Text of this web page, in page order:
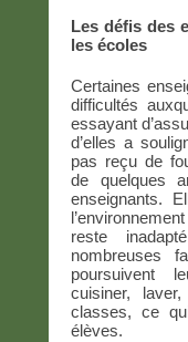
Les défis des
les écoles
Certaines
difficultés
essayant
d’elles a
pas reçu de
de quelques
enseignants.
reste
nombreuses
poursuivent
cuisiner,
classes, ce
élèves.